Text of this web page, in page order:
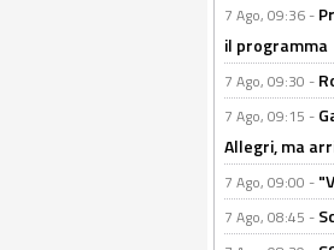
7 Ago, 09:36 -
il programma
7 Ago, 09:30 -
7 Ago, 09:15 -
Allegri, ma
7 Ago, 09:00 -
7 Ago, 08:45 -